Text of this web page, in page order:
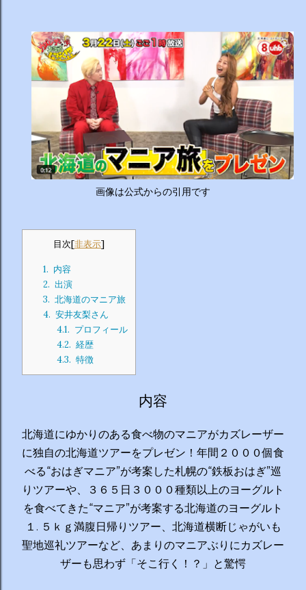
後から入ってくる糖質...
画像は公式からの引用です
目次[非表示]
1. 内容
2. 出演
3. 北海道のマニア旅
4. 安井友梨さん
4.1. プロフィール
4.2. 経歴
4.3. 特徴
内容
北海道にゆかりのある食べ物のマニアがカズレーザー
に独自の北海道ツアーをプレゼン！年間２０００個食
べる“おはぎマニア”が考案した札幌の“鉄板おはぎ”巡
りツアーや、３６５日３０００種類以上のヨーグルト
を食べてきた“マニア”が考案する北海道のヨーグルト
１. ５ｋｇ満腹日帰りツアー、北海道横断じゃがいも
聖地巡礼ツアーなど、あまりのマニアぶりにカズレー
ザーも思わず「そこ行く！？」と驚愕